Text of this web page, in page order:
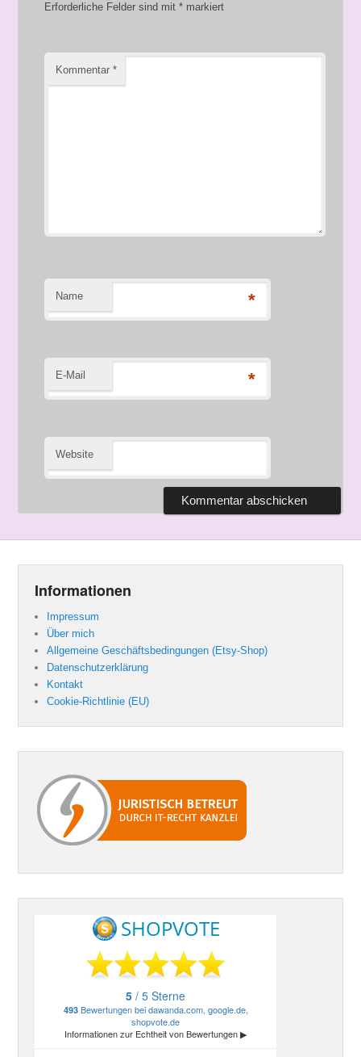
Erforderliche Felder sind mit* markiert
Kommentar*
Name *
E-Mail *
Website
Informationen
Impressum
Über mich
Allgemeine Geschäftsbedingungen (Etsy-Shop)
Datenschutzerklärung
Kontakt
Cookie-Richtlinie (EU)